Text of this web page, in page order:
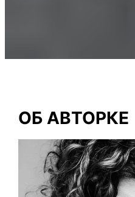
ОБ АВТОРКЕ